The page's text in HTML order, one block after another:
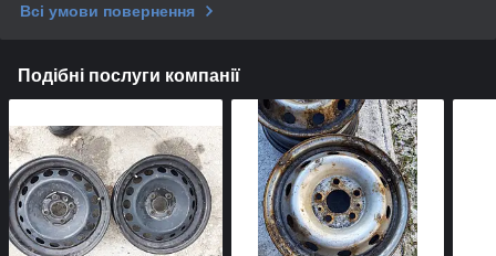
Всі умови повернення
Подібні послуги компанії